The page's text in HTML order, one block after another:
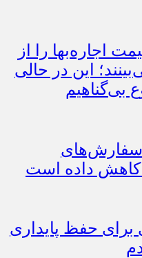
اجاره‌بها را از
این در حالی
بی‌گناهیم
سفارش‌های
کاهش داده است
برای حفظ پایداری